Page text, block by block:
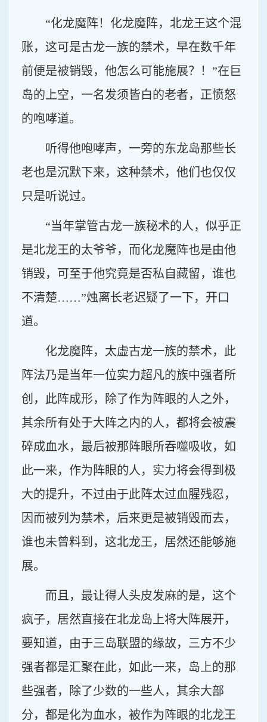
“化龙魔阵！化龙魔阵，北龙王这个混
账，这可是古龙一族的禁术，早在数千年
前便是被销毁，他怎么可能施展？！”在巨
岛的上空，一名发须皆白的老者，正愤怒
的咆哮道。
听得他咆哮声，一旁的东龙岛那些长
老也是沉默下来，这种禁术，他们也仅仅
只是听说过。
“当年掌管古龙一族秘术的人，似乎正
是北龙王的太爷爷，而化龙魔阵也是由他
销毁，可至于他究竟是否私自藏留，谁也
不清楚……”烛离长老迟疑了一下，开口
道。
化龙魔阵，太虚古龙一族的禁术，此
阵法乃是当年一位实力超凡的族中强者所
创，此阵成形，除了作为阵眼的人之外，
其余所有处于大阵之内的人，都将会被震
碎成血水，最后被那阵眼所吞噬吸收，如
此一来，作为阵眼的人，实力将会得到极
大的提升，不过由于此阵太过血腥残忍，
因而被列为禁术，后来更是被销毁而去，
谁也未曾料到，这北龙王，居然还能够施
展。
而且，最让得人头皮发麻的是，这个
疯子，居然直接在北龙岛上将大阵展开，
要知道，由于三岛联盟的缘故，三方不少
强者都是汇聚在此，如此一来，岛上的那
些强者，除了少数的一些人，其余大部
分，都是化为血水，被作为阵眼的北龙王